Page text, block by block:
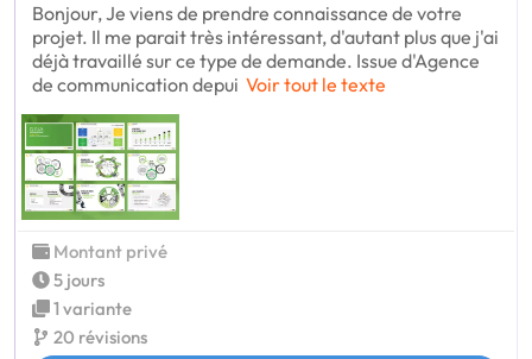
Bonjour, Je viens de prendre connaissance de votre
projet. Il me parait très intéressant, d'autant plus que j'ai
déjà travaillé sur ce type de demande. Issue d'Agence
de communication depui Voir tout le texte
Montant privé
5 jours
1 variante
20 révisions